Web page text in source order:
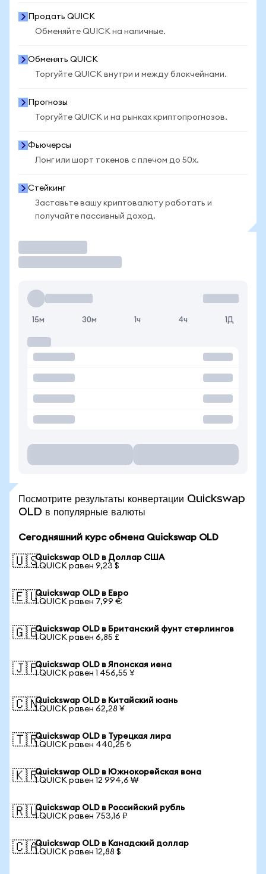
Продать QUICK
Обменяйте QUICK на наличные.
Обменять QUICK
Торгуйте QUICK внутри и между блокчейнами.
Прогнозы
Торгуйте QUICK и на рынках криптопрогнозов.
Фьючерсы
Лонг или шорт токенов с плечом до 50x.
Стейкинг
Заставьте вашу криптовалюту работать и
получайте пассивный доход.
15м 30м 1ч 4ч 1Д
Посмотрите результаты конвертации Quickswap
OLD в популярные валюты
Сегодняшний курс обмена Quickswap OLD
🇺🇸Quickswap OLD в Доллар США
1 QUICK равен 9,23 $
🇪🇺Quickswap OLD в Евро
1 QUICK равен 7,99 €
🇬🇧Quickswap OLD в Британский фунт стерлингов
1 QUICK равен 6,85 £
🇯🇵Quickswap OLD в Японская иена
1 QUICK равен 1 456,55 ¥
🇨🇳Quickswap OLD в Китайский юань
1 QUICK равен 62,28 ¥
🇹🇷Quickswap OLD в Турецкая лира
1 QUICK равен 440,25 ₺
🇰🇷Quickswap OLD в Южнокорейская вона
1 QUICK равен 12 994,6 ₩
🇷🇺Quickswap OLD в Российский рубль
1 QUICK равен 753,16 ₽
🇨🇦Quickswap OLD в Канадский доллар
1 QUICK равен 12,88 $